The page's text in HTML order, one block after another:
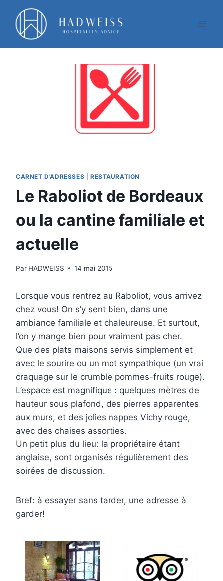
contenu
CARNET D'ADRESSES RESTAURATION
Le Raboliot de Bordeaux
ou la cantine familiale et
actuelle
Par HADWEISS 14 mai 2015
Lorsque vous rentrez au Raboliot, vous arrivez
chez vous! On s’y sent bien, dans une
ambiance familiale et chaleureuse. Et surtout,
l’on y mange bien pour vraiment pas cher.
Que des plats maisons servis simplement et
avec le sourire ou un mot sympathique (un vrai
craquage sur le crumble pommes-fruits rouge).
L’espace est magnifique : quelques mètres de
hauteur sous plafond, des pierres apparentes
aux murs, et des jolies nappes Vichy rouge,
avec des chaises assorties.
Un petit plus du lieu: la propriétaire étant
anglaise, sont organisés régulièrement des
soirées de discussion.
Bref: à essayer sans tarder, une adresse à
garder!